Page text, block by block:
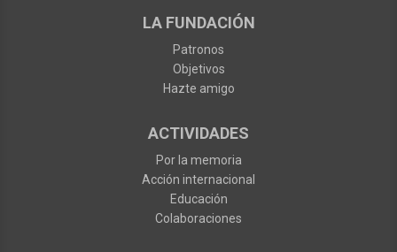
LA FUNDACIÓN
Patronos
Objetivos
Hazte amigo
ACTIVIDADES
Por la memoria
Acción internacional
Educación
Colaboraciones